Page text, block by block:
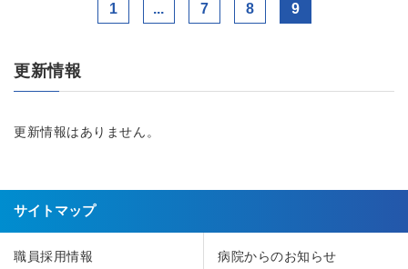
1 ... 7 8 9
更新情報
更新情報はありません。
サイトマップ
職員採用情報 病院からのお知らせ